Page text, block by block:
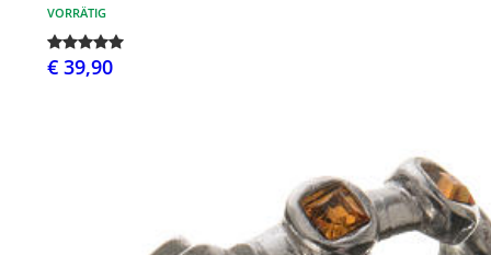
VORRÄTIG
€ 39,90